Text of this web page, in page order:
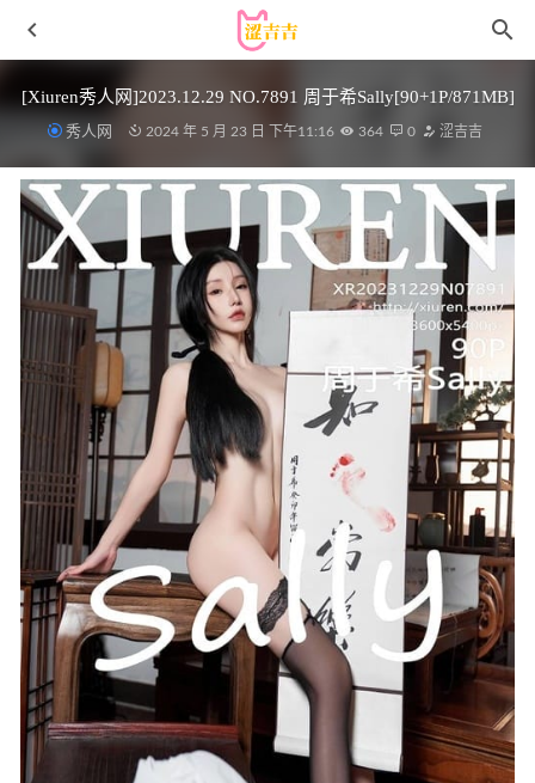
[Xiuren秀人网]2023.12.29 NO.7891 周于希Sally[90+1P/871MB]
秀人网 2024 年 5 月 23 日 下午11:16 364 0 涩吉吉
[XIAOYU语画界]2021.09.26 VOL.622 梦心月[70+1P／
584MB]
2023-01-06
秀人网 – 2021.03.29 VOL.3255 安然Maleah[65+1P644M]
2022-12-16
Min.E (민이) – NO.38 [LEEHEE EXPRESS] LEHF 171
Min.E민이 [57P-214MB]
2026-04-14
[Ligui丽柜]2021.08.04 《香丝汉堡》苏黎 [67+1P/85MB]
2023-03-22
清水由乃 – NO.086 加糖黑巧 [26P1V-163MB]
2025-12-04